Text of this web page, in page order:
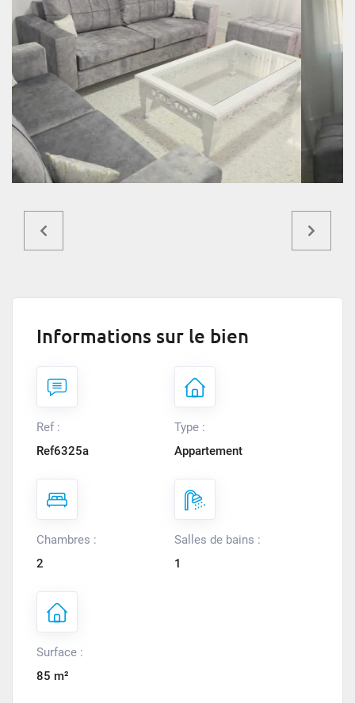
Informations sur le bien
Ref :
Ref6325a
Type :
Appartement
Chambres :
2
Salles de bains :
1
Surface :
85 m²